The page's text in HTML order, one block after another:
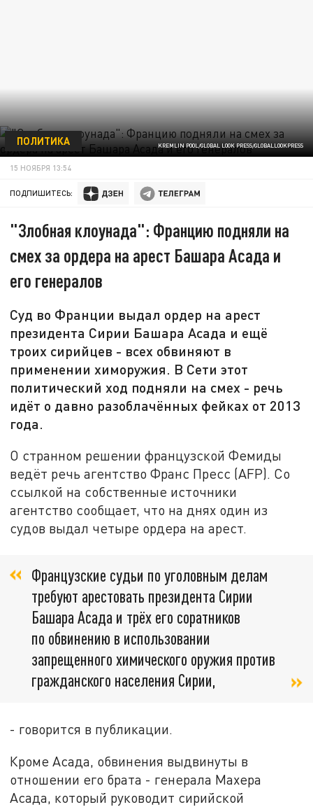
KREMLIN POOL/GLOBAL LOOK PRESS/GLOBALLOOKPRESS
ПОЛИТИКА
15 НОЯБРЯ 13:54
ПОДПИШИТЕСЬ:
"Злобная клоунада": Францию подняли на
смех за ордера на арест Башара Асада и
его генералов
Суд во Франции выдал ордер на арест
президента Сирии Башара Асада и ещё
троих сирийцев - всех обвиняют в
применении химоружия. В Сети этот
политический ход подняли на смех - речь
идёт о давно разоблачённых фейках от 2013
года.
О странном решении французской Фемиды
ведёт речь агентство Франс Пресс (AFP). Со
ссылкой на собственные источники
агентство сообщает, что на днях один из
судов выдал четыре ордера на арест.
Французские судьи по уголовным делам
требуют арестовать президента Сирии
Башара Асада и трёх его соратников
по обвинению в использовании
запрещенного химического оружия против
гражданского населения Сирии,
- говорится в публикации.
Кроме Асада, обвинения выдвинуты в
отношении его брата - генерала Махера
Асада, который руководит сирийской